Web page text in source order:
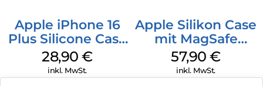
Apple iPhone 16
Plus Silicone Case
MagSafe Black
28,90€
inkl. MwSt.
Apple Silikon Case
mit MagSafe
iPhone 14 Pro
(PRODUCT)RED
57,90€
inkl. MwSt.